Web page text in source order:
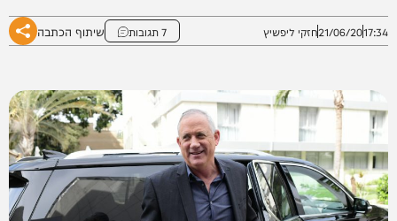
17:34
21/06/20חזקי ליפשיץ 7 תגובות שיתוף הכתבה